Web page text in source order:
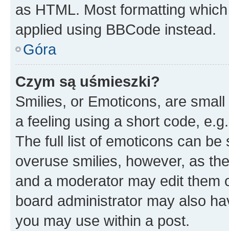
as HTML. Most formatting
applied using BBCode instead.
Góra
Czym są uśmieszki?
Smilies, or Emoticons, are
a feeling using a short code,
The full list of emoticons can
overuse smilies, however, as
and a moderator may edit them
board administrator may also
you may use within a post.